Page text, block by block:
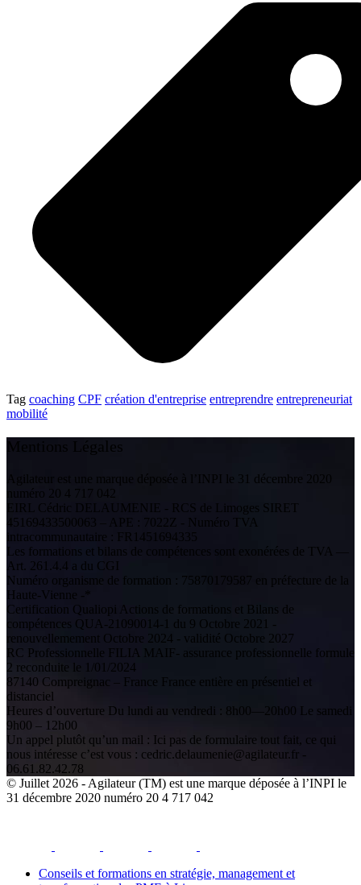
Tag coaching CPF création d'entreprise entreprendre entrepreneuriat
mobilité
Mentions Légales
Agilateur est une marque déposée à l’INPI le 31 décembre 2020
numéro 20 4 717 042
EIRL Cédric DELAUMENIE - RCS de Limoges SIRET
45169433500063 – APE : 7022Z - Numéro TVA
intracommunautaire : FR1451694335
Les formations et bilans de compétences sont exonérées de TVA —
Art. 261.4.4 a du CGI
Numéro organisme de formation : 75870179587 en préfecture de la
Haute-Vienne -*
Certification Qualiopi Actions de formations et Bilans de
compétences QUA-21090014-1 du 9 Octobre 2021 -
renouvellemement Octobre 2024 - validité Octobre 2027
RC Professionnelle FILIA MAIF- assurance professionnelle formule
2 reconduite le 1/01/2024
87140 Compreignac – France France entière en présentiel et
distanciel
Heures d’ouverture Du lundi au vendredi : 8h00—20h00 Le samedi
9h00 – 12h00
Un appel plutôt qu’un mail : Ici pas de formulaire tout fait, ce qui
nous intéresse c’est vous : cedric.delaumenie@agilateur.fr -
06.61.82.42.78
© Juillet 2026 - Agilateur (TM) est une marque déposée à l’INPI le
31 décembre 2020 numéro 20 4 717 042
Conseils et formations en stratégie, management et